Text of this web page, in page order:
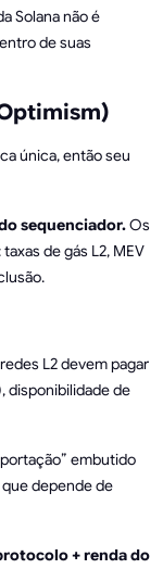
Solana não é
de suas
única, então seu
sequenciador.Os
de gás L2, MEV
L2 devem pagar
disponibilidade de
embutido
depende de
+ renda do